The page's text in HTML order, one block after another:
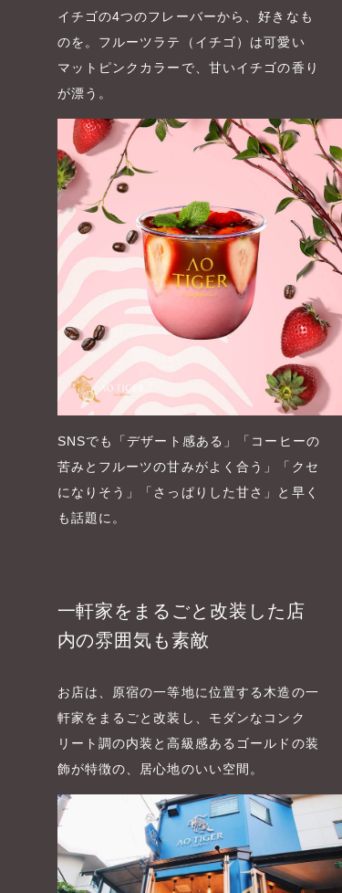
イチゴの4つのフレーバーから、好きなも
のを。フルーツラテ（イチゴ）は可愛い
マットピンクカラーで、甘いイチゴの香り
が漂う。
SNSでも「デザート感ある」「コーヒーの
苦みとフルーツの甘みがよく合う」「クセ
になりそう」「さっぱりした甘さ」と早く
も話題に。
一軒家をまるごと改装した店
内の雰囲気も素敵
お店は、原宿の一等地に位置する木造の一
軒家をまるごと改装し、モダンなコンク
リート調の内装と高級感あるゴールドの装
飾が特徴の、居心地のいい空間。